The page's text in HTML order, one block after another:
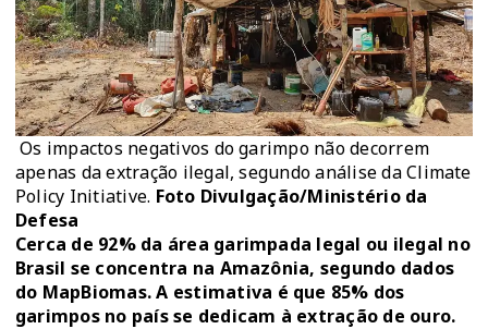
Os impactos negativos do garimpo não decorrem
apenas da extração ilegal, segundo análise da Climate
Policy Initiative. Foto Divulgação/Ministério da
Defesa
Cerca de 92% da área garimpada legal ou ilegal no
Brasil se concentra na Amazônia, segundo dados
do MapBiomas. A estimativa é que 85% dos
garimpos no país se dedicam à extração de ouro.